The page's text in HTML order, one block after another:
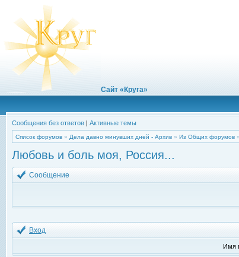
Сайт «Круга»
Сообщения без ответов | Активные темы
Список форумов » Дела давно минувших дней - Архив » Из Общих форумов »
Любовь и боль моя, Россия...
Сообщение
Вход
Имя